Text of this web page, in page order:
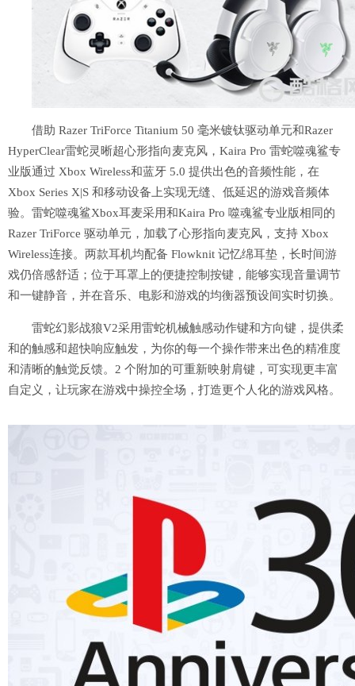
借助 Razer TriForce Titanium 50 毫米镀钛驱动单元和Razer
HyperClear雷蛇灵晰超心形指向麦克风，Kaira Pro 雷蛇噬魂鲨专
业版通过 Xbox Wireless和蓝牙 5.0 提供出色的音频性能，在
Xbox Series X|S 和移动设备上实现无缝、低延迟的游戏音频体
验。雷蛇噬魂鲨Xbox耳麦采用和Kaira Pro 噬魂鲨专业版相同的
Razer TriForce 驱动单元，加载了心形指向麦克风，支持 Xbox
Wireless连接。两款耳机均配备 Flowknit 记忆绵耳垫，长时间游
戏仍倍感舒适；位于耳罩上的便捷控制按键，能够实现音量调节
和一键静音，并在音乐、电影和游戏的均衡器预设间实时切换。
雷蛇幻影战狼V2采用雷蛇机械触感动作键和方向键，提供柔
和的触感和超快响应触发，为你的每一个操作带来出色的精准度
和清晰的触觉反馈。2 个附加的可重新映射肩键，可实现更丰富
自定义，让玩家在游戏中操控全场，打造更个人化的游戏风格。